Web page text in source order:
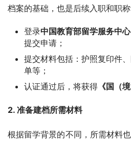
档案的基础，也是后续入职和职称
登录中国教育部留学服务中心
提交申请；
提交材料包括：护照复印件
单等；
认证通过后，将获得 《国（
2. 准备建档所需材料
根据留学背景的不同，所需材料